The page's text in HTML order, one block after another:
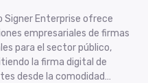
Signer Enterprise ofrece
empresariales de firmas
para el sector público,
la firma digital de
desde la comodidad…